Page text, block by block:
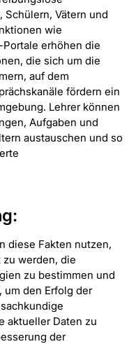
Schülern, Vätern und
wie
erhöhen die
die sich um die
auf dem
fördern ein
Lehrer können
Aufgaben und
austauschen und so
diese Fakten nutzen,
werden, die
zu bestimmen und
um den Erfolg der
aktueller Daten zu
der